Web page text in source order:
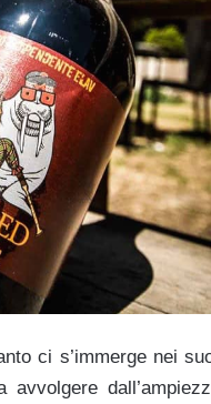
ci s’immerge nei